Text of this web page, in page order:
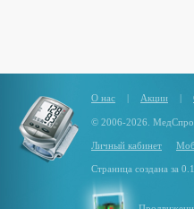
О нас | Акции |
© 2006-2026.
Личный кабинет
Страница создана за